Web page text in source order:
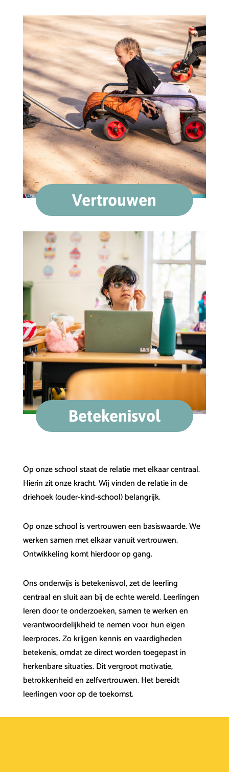
Vertrouwen
Betekenisvol
Op onze school staat de relatie met elkaar centraal.
Hierin zit onze kracht. Wij vinden de relatie in de
driehoek (ouder-kind-school) belangrijk.
Op onze school is vertrouwen een basiswaarde. We
werken samen met elkaar vanuit vertrouwen.
Ontwikkeling komt hierdoor op gang.
Ons onderwijs is betekenisvol, zet de leerling
centraal en sluit aan bij de echte wereld. Leerlingen
leren door te onderzoeken, samen te werken en
verantwoordelijkheid te nemen voor hun eigen
leerproces. Zo krijgen kennis en vaardigheden
betekenis, omdat ze direct worden toegepast in
herkenbare situaties. Dit vergroot motivatie,
betrokkenheid en zelfvertrouwen. Het bereidt
leerlingen voor op de toekomst.